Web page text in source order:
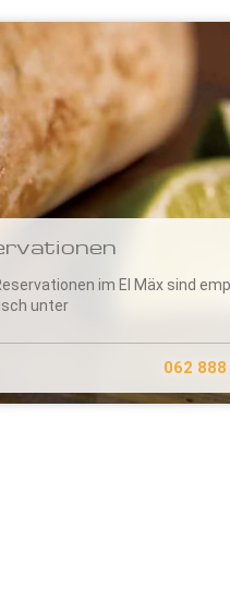
im El Mäx sind
unter
062